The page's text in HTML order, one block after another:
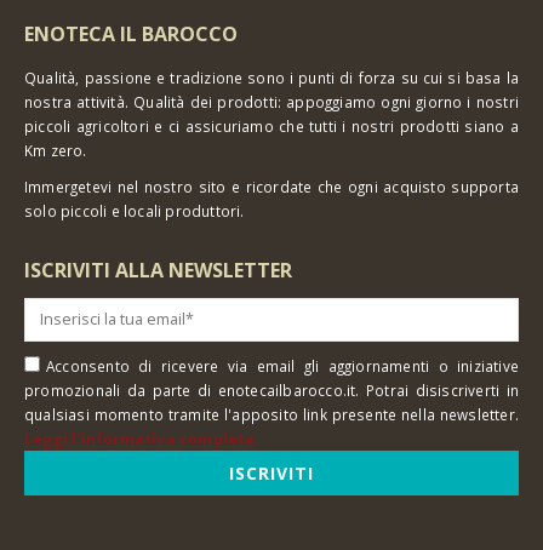
ENOTECA IL BAROCCO
Qualità, passione e tradizione sono i punti di forza su cui si basa la
nostra attività. Qualità dei prodotti: appoggiamo ogni giorno i nostri
piccoli agricoltori e ci assicuriamo che tutti i nostri prodotti siano a
Km zero.
Immergetevi nel nostro sito e ricordate che ogni acquisto supporta
solo piccoli e locali produttori.
ISCRIVITI ALLA NEWSLETTER
Acconsento di ricevere via email gli aggiornamenti o iniziative
promozionali da parte di enotecailbarocco.it. Potrai disiscriverti in
qualsiasi momento tramite l'apposito link presente nella newsletter.
Leggi l'informativa completa